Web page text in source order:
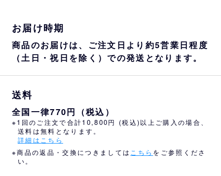
お届け時期
商品のお届けは、ご注文日より約5営業日程度
（土日・祝日を除く）での発送となります。
送料
全国一律770円（税込）
※1回のご注文で合計10,800円 (税込)以上ご購入の場合、
送料は無料となります。
詳細はこちら
※商品の返品・交換につきましては こちら をご参照くださ
い。